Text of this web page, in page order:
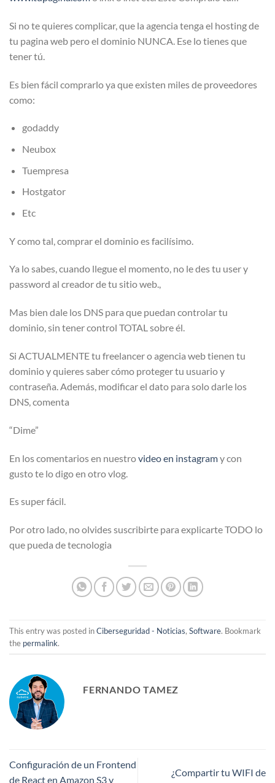
Si no te quieres complicar, que la agencia tenga el hosting de
tu pagina web pero el dominio NUNCA. Ese lo tienes que
tener tú.
Es bien fácil comprarlo ya que existen miles de proveedores
como:
godaddy
Neubox
Tuempresa
Hostgator
Etc
Y como tal, comprar el dominio es facilísimo.
Ya lo sabes, cuando llegue el momento, no le des tu user y
password al creador de tu sitio web.,
Mas bien dale los DNS para que puedan controlar tu
dominio, sin tener control TOTAL sobre él.
Si ACTUALMENTE tu freelancer o agencia web tienen tu
dominio y quieres saber cómo proteger tu usuario y
contraseña. Además, modificar el dato para solo darle los
DNS, comenta
“Dime”
En los comentarios en nuestrovideo en instagramy con
gusto te lo digo en otro vlog.
Es super fácil.
Por otro lado, no olvides suscribirte para explicarte TODO lo
que pueda de tecnologia
This entry was posted inCiberseguridad - Noticias, Software. Bookmark
the permalink.
FERNANDO TAMEZ
Configuración de un Frontend
de React en Amazon S3 y
¿Compartir tu WIFI de